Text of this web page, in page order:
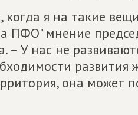
когда я на такие
ПФО" мнение
– У нас не
развития
она может